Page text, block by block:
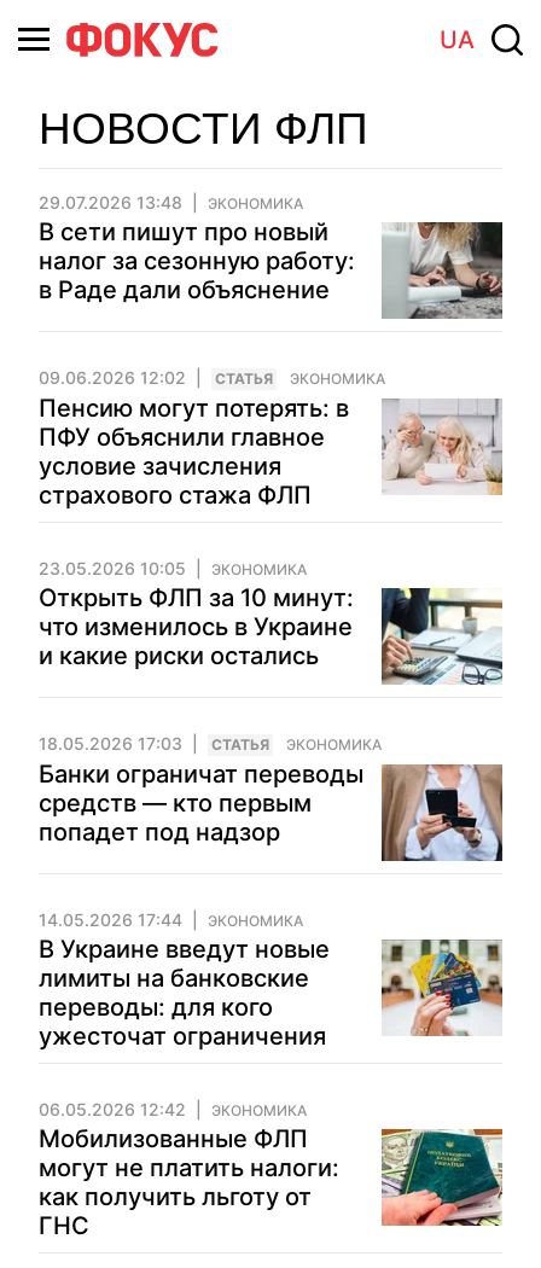
UA
НОВОСТИ ФЛП
29.07.2026 13:48 ЭКОНОМИКА
В сети пишут про новый
налог за сезонную работу:
в Раде дали объяснение
09.06.2026 12:02 CТАТЬЯ ЭКОНОМИКА
Пенсию могут потерять: в
ПФУ объяснили главное
условие зачисления
страхового стажа ФЛП
23.05.2026 10:05 ЭКОНОМИКА
Открыть ФЛП за 10 минут:
что изменилось в Украине
и какие риски остались
18.05.2026 17:03 CТАТЬЯ ЭКОНОМИКА
Банки ограничат переводы
средств — кто первым
попадет под надзор
14.05.2026 17:44 ЭКОНОМИКА
В Украине введут новые
лимиты на банковские
переводы: для кого
ужесточат ограничения
06.05.2026 12:42 ЭКОНОМИКА
Мобилизованные ФЛП
могут не платить налоги:
как получить льготу от
ГНС